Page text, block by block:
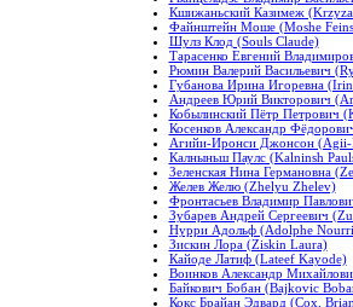
Кшижаньский Казимеж
Файнштейн Моше (Moshe
Шулз Клод (Souls Claude)
Тарасенко Евгений
Рюмин Валерий Васильевич
Губанова Ирина Игоревна
Андреев Юрий Викторович
Кобылинский Пётр Петрович
Косенков Александр
Агийи-Иронси Джонсон (Agii-
Калныньш Паулс (Kalninsh
Зеленская Нина Германовна
Желев Желю (Zhelyu Zhelev)
Фронтасьев Владимир
Зубарев Андрей Сергеевич
Нурри Адольф (Adolphe
Зискин Лора (Ziskin Laura)
Кайоде Латиф (Lateef Kayode)
Воинков Александр
Байкович Бобан (Bajkovic
Кокс Брайан Эдвард (Cox,